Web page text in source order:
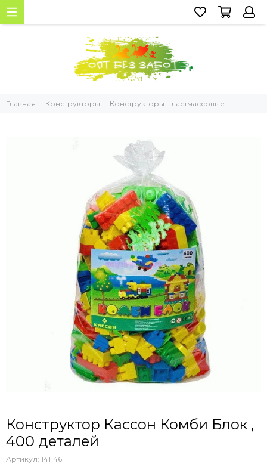
Главная Конструкторы Конструкторы пластмассовые
Конструктор Кассон Комби Блок ,
400 деталей
Артикул: 141146